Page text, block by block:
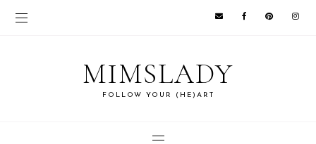
MIMSLADY
FOLLOW YOUR (HE)ART